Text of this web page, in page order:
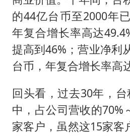
的44亿台币至2000年
年复合增长率高达
提高到46%；营业净利
台币，年复合增长率高
回头看，过去30年，
中，占公司营收的70%
家客户，虽然这15家客